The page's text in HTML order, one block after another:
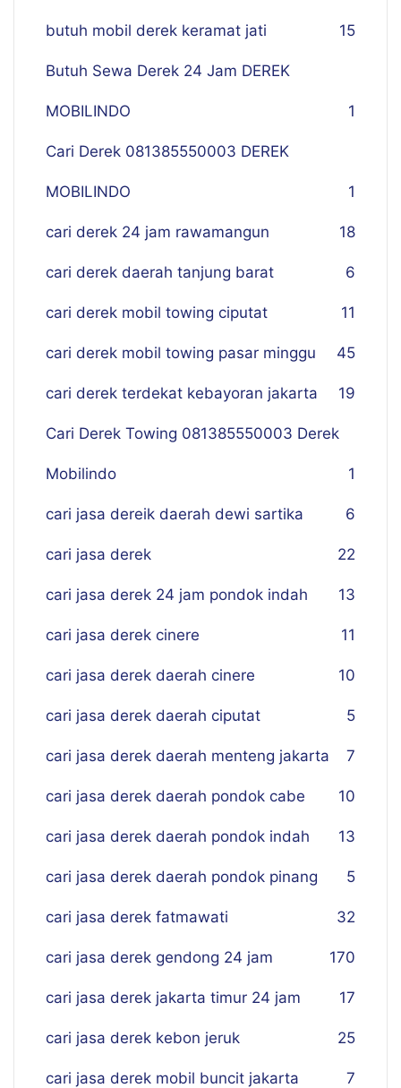
butuh mobil derek keramat jati 15
Butuh Sewa Derek 24 Jam DEREK
MOBILINDO 1
Cari Derek 081385550003 DEREK
MOBILINDO 1
cari derek 24 jam rawamangun 18
cari derek daerah tanjung barat 6
cari derek mobil towing ciputat 11
cari derek mobil towing pasar minggu 45
cari derek terdekat kebayoran jakarta 19
Cari Derek Towing 081385550003 Derek
Mobilindo 1
cari jasa dereik daerah dewi sartika 6
cari jasa derek 22
cari jasa derek 24 jam pondok indah 13
cari jasa derek cinere 11
cari jasa derek daerah cinere 10
cari jasa derek daerah ciputat 5
cari jasa derek daerah menteng jakarta 7
cari jasa derek daerah pondok cabe 10
cari jasa derek daerah pondok indah 13
cari jasa derek daerah pondok pinang 5
cari jasa derek fatmawati 32
cari jasa derek gendong 24 jam 170
cari jasa derek jakarta timur 24 jam 17
cari jasa derek kebon jeruk 25
cari jasa derek mobil buncit jakarta 7